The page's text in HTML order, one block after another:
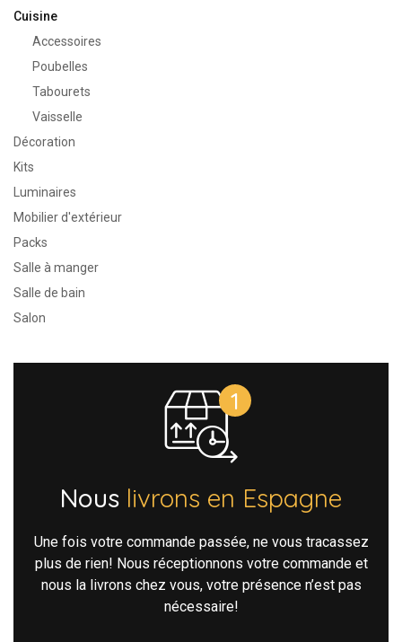
Cuisine
Accessoires
Poubelles
Tabourets
Vaisselle
Décoration
Kits
Luminaires
Mobilier d'extérieur
Packs
Salle à manger
Salle de bain
Salon
Nous livrons en Espagne
Une fois votre commande passée, ne vous tracassez
plus de rien! Nous réceptionnons votre commande et
nous la livrons chez vous, votre présence n’est pas
nécessaire!